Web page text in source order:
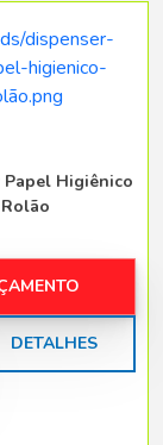
Papel Higiênico
Rolão
DETALHES